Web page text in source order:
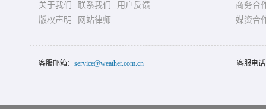
关于我们 联系我们
用户反馈
版权声明
网站律师
商务合
媒资合
客服邮箱： service@weather.com.cn 客服电